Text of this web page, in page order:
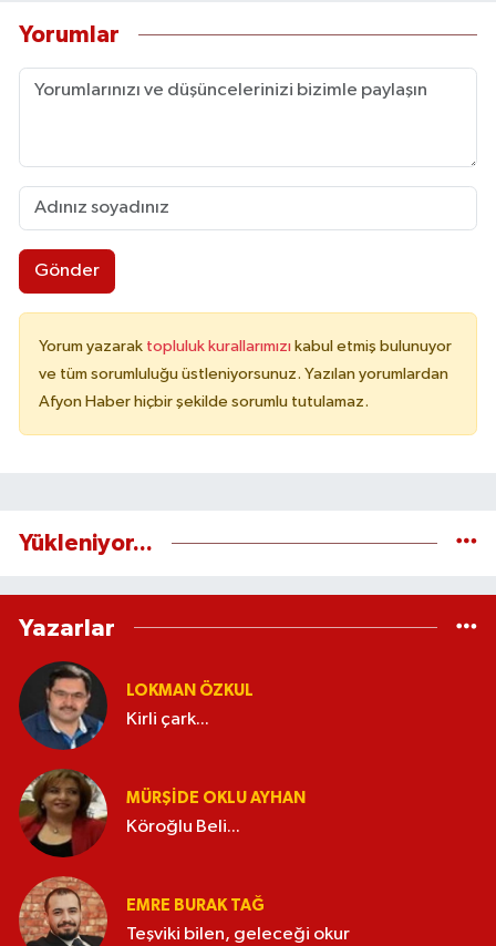
Yorumlar
Gönder
Yorum yazarak topluluk kurallarımızı kabul etmiş bulunuyor
ve tüm sorumluluğu üstleniyorsunuz. Yazılan yorumlardan
Afyon Haber hiçbir şekilde sorumlu tutulamaz.
Yükleniyor...
Yazarlar
LOKMAN ÖZKUL
Kirli çark...
MÜRŞIDE OKLU AYHAN
Köroğlu Beli...
EMRE BURAK TAĞ
Teşviki bilen, geleceği okur